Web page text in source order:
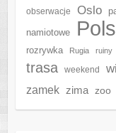
obserwacje Oslo
namiotowe
rozrywka
Rugia ruiny
trasa weekend
zamek zima zoo